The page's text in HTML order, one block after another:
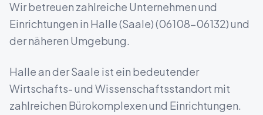
Wir betreuen zahlreiche Unternehmen und
Einrichtungen in Halle (Saale)(06108-06132) und
der näheren Umgebung.
Halle an der Saale ist ein bedeutender
Wirtschafts- und Wissenschaftsstandort mit
zahlreichen Bürokomplexen und Einrichtungen.